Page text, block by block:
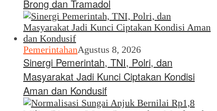
Brong dan Tramadol
PemerintahanAgustus 8, 2026
Sinergi Pemerintah, TNI, Polri, dan
Masyarakat Jadi Kunci Ciptakan Kondisi
Aman dan Kondusif